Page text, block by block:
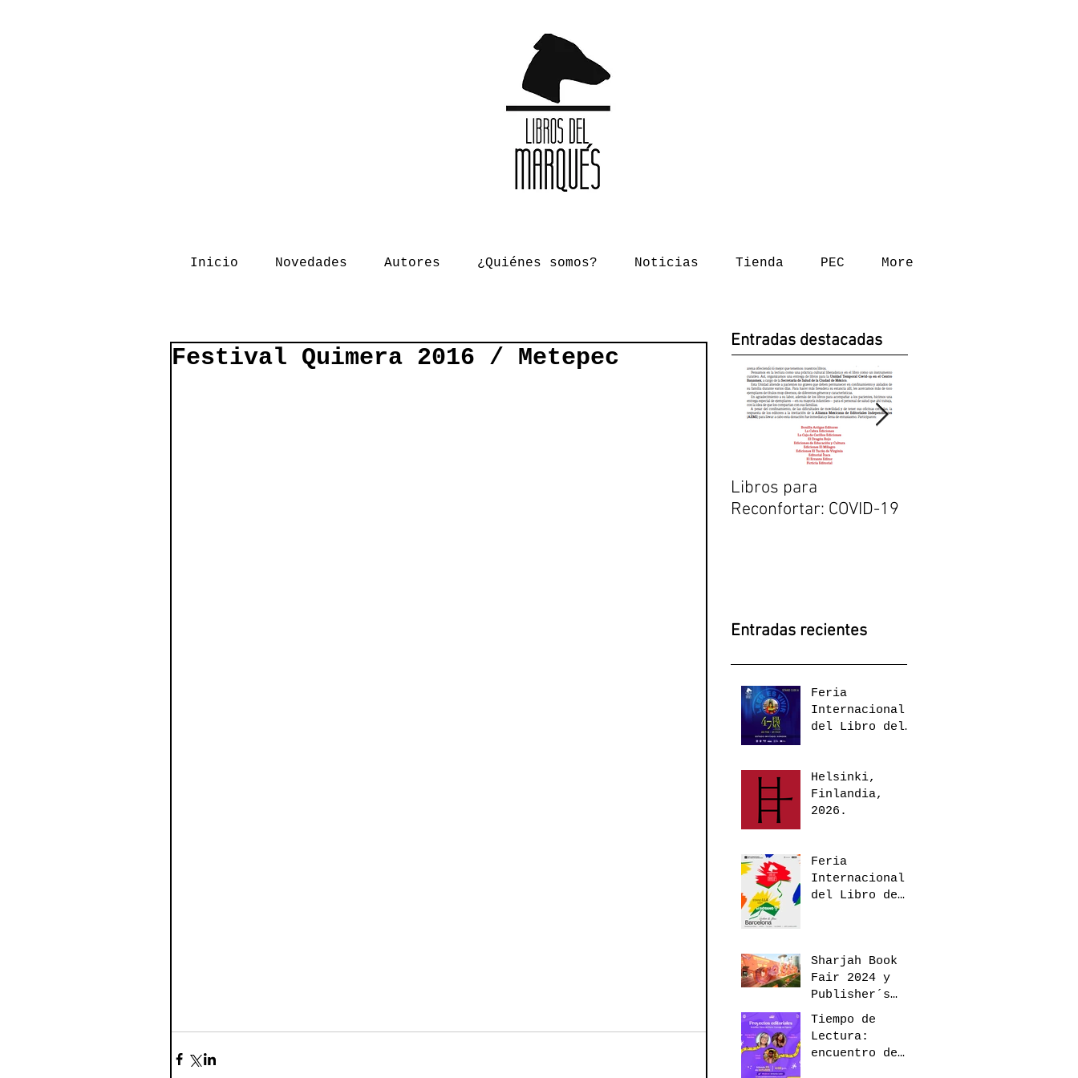
Inicio Novedades Autores ¿Quiénes somos? Noticias Tienda PEC More
Festival Quimera 2016 / Metepec
Entradas destacadas
Libros para
Reconfortar: COVID-19
Entradas recientes
Feria
Internacional
del Libro del
Helsinki,
Finlandia,
2026.
Feria
Internacional
del Libro de
Sharjah Book
Fair 2024 y
Publisher´s
Conference
Tiempo de
Lectura:
encuentro de